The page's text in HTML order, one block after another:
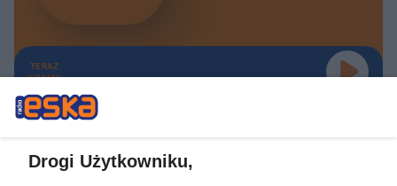
TERAZ
GRAMY
Drogi Użytkowniku,